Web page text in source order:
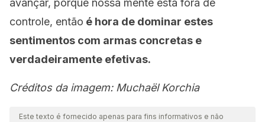
avançar, porque nossa mente está fora de
controle, então é hora de dominar estes
sentimentos com armas concretas e
verdadeiramente efetivas.
Créditos da imagem: Muchaël Korchia
Este texto é fornecido apenas para fins informativos e não